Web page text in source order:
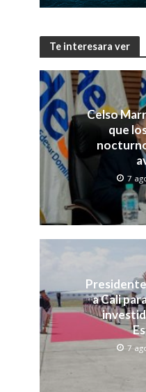
Te interesara ver
Celso
que
7
a Cali
7